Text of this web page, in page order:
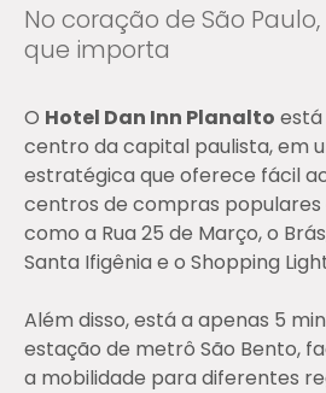
No coração de São
que importa
O Hotel Dan Inn Planalto está
centro da capital paulista, em
estratégica que oferece fácil
centros de compras populares
como a Rua 25 de Março, o
Santa Ifigênia e o Shopping
Além disso, está a apenas 5
estação de metrô São Bento,
a mobilidade para diferentes